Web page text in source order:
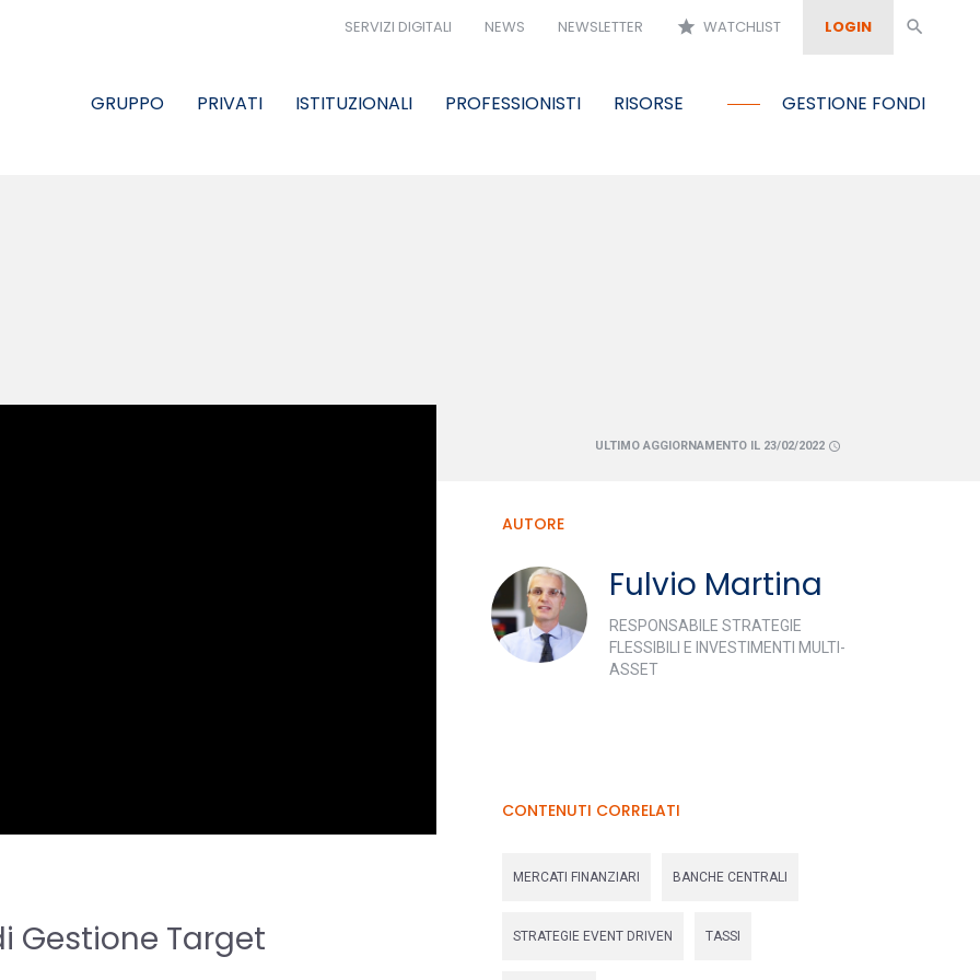
SERVIZI DIGITALI NEWS NEWSLETTER star WATCHLIST LOGIN search
GRUPPO PRIVATI ISTITUZIONALI PROFESSIONISTI RISORSE GESTIONE FONDI
ULTIMO AGGIORNAMENTO IL 23/02/2022 schedule
Gestione Target
AUTORE
Fulvio Martina
RESPONSABILE STRATEGIE
FLESSIBILI E INVESTIMENTI MULTI-
ASSET
CONTENUTI CORRELATI
MERCATI FINANZIARI BANCHE CENTRALI
STRATEGIE EVENT DRIVEN TASSI